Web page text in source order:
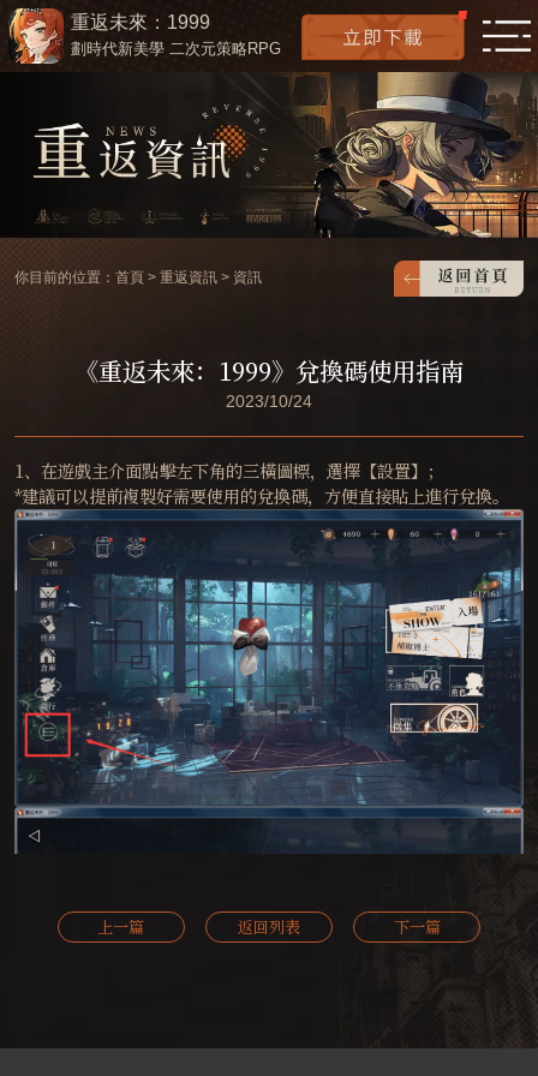
重返未來：1999
劃時代新美學 二次元策略RPG
你目前的位置： 首頁> 重返資訊> 資訊
《重返未來：1999》兌換碼使用指南
2023/10/24
1、在遊戲主介面點擊左下角的三橫圖標，選擇【設置】；
*建議可以提前複製好需要使用的兌換碼，方便直接貼上進行兌換。
上一篇 返回列表 下一篇